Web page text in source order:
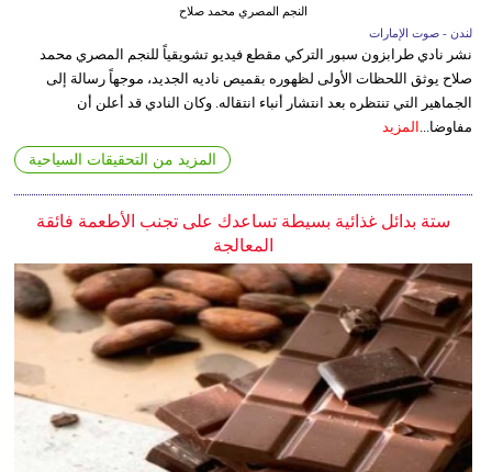
النجم المصري محمد صلاح
لندن - صوت الإمارات
نشر نادي طرابزون سبور التركي مقطع فيديو تشويقياً للنجم المصري محمد
صلاح يوثق اللحظات الأولى لظهوره بقميص ناديه الجديد، موجهاً رسالة إلى
الجماهير التي تنتظره بعد انتشار أنباء انتقاله. وكان النادي قد أعلن أن
مفاوضا... المزيد
المزيد من التحقيقات السياحية
ستة بدائل غذائية بسيطة تساعدك على تجنب الأطعمة فائقة
المعالجة